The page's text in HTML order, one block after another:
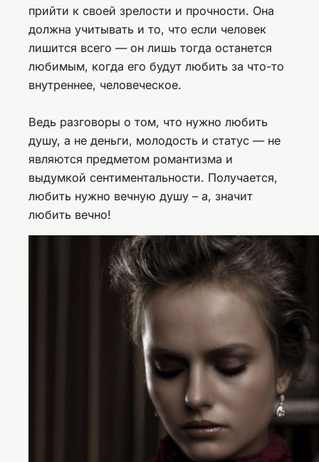
прийти к своей зрелости и прочности. Она
должна учитывать и то, что если человек
лишится всего — он лишь тогда останется
любимым, когда его будут любить за что-то
внутреннее, человеческое.
Ведь разговоры о том, что нужно любить
душу, а не деньги, молодость и статус — не
являются предметом романтизма и
выдумкой сентиментальности. Получается,
любить нужно вечную душу – а, значит
любить вечно!